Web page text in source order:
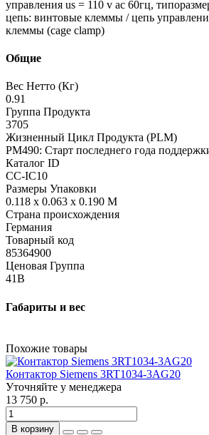
управления us = 110 v ac 60гц,
цепь: винтовые клеммы / цепь
клеммы (cage clamp)
Общие
Вес Нетто (Кг)
0.91
Группа Продукта
3705
Жизненный Цикл Продукта (PLM)
PM490: Старт последнего года
Каталог ID
CC-IC10
Размеры Упаковки
0.118 x 0.063 x 0.190 M
Страна происхождения
Германия
Товарный код
85364900
Ценовая Группа
41B
Габариты и вес
Похожие товары
Контактор Siemens 3RT1034-3AG20
Уточняйте у менеджера
13 750 р.
В корзину